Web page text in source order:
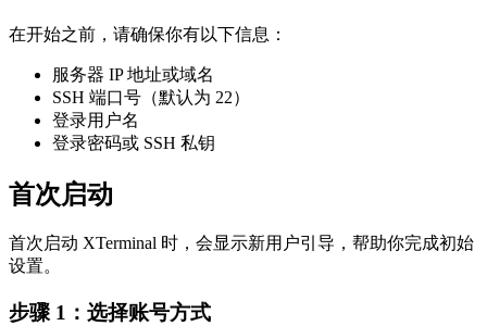
在开始之前，请确保你有以下信息：
服务器 IP 地址或域名
SSH 端口号（默认为 22）
登录用户名
登录密码或 SSH 私钥
首次启动
首次启动 XTerminal 时，会显示新用户引导，帮助你完成初始
设置。
步骤 1：选择账号方式